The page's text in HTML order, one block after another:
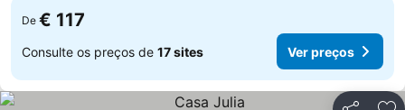
De € 117
Consulte os preços de 17 sites Ver preços